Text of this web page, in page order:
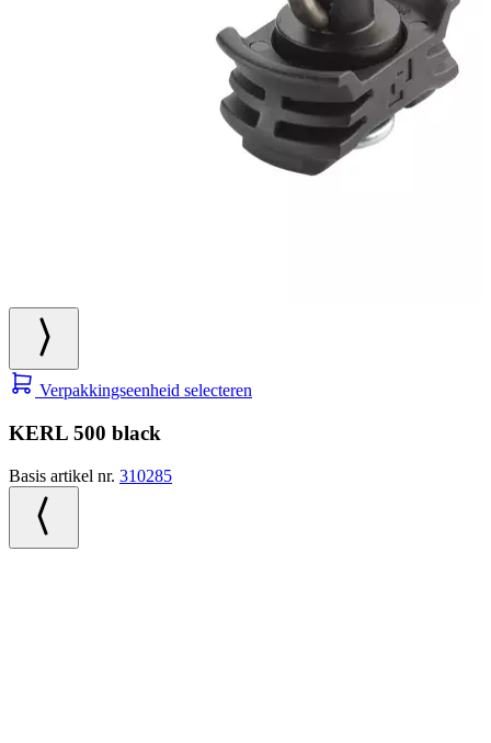
Verpakkingseenheid selecteren
KERL 500 black
Basis artikel nr. 310285